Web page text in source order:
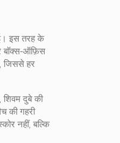
इस तरह के
बॉक्स‑ऑफ़िस
जिससे हर
शिवम दुबे की
की गहरी
नहीं, बल्कि